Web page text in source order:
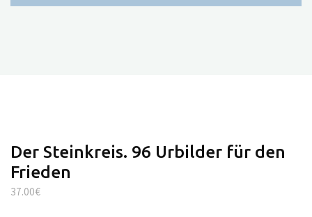
Der Steinkreis. 96 Urbilder für den
Frieden
37.00€